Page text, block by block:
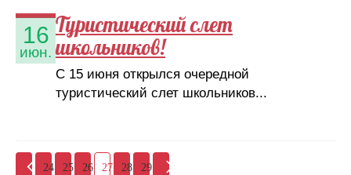
16
июн.
Туристический слет
школьников!
С 15 июня открылся очередной
туристический слет школьников...
24 25 26 27 28 29